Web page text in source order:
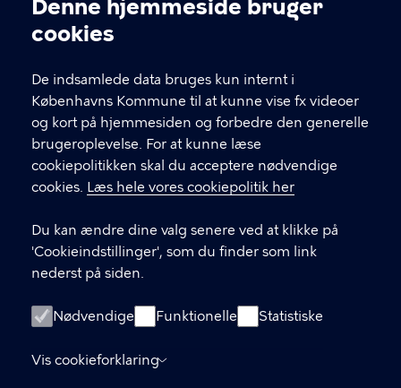
Cookieindstillinger
Denne hjemmeside bruger
cookies
De indsamlede data bruges kun internt i
Københavns Kommune til at kunne vise fx videoer
og kort på hjemmesiden og forbedre den generelle
brugeroplevelse. For at kunne læse
cookiepolitikken skal du acceptere nødvendige
cookies. Læs hele vores cookiepolitik her
Du kan ændre dine valg senere ved at klikke på
'Cookieindstillinger', som du finder som link
nederst på siden.
Nødvendige Funktionelle Statistiske
Vis cookieforklaring
T
fFind andre kontakter her
CVR-nummer64942212
GENVEJE
Digital Post
Databeskyttelse
Tilgængelighedserklæring
Om hjemmesiden